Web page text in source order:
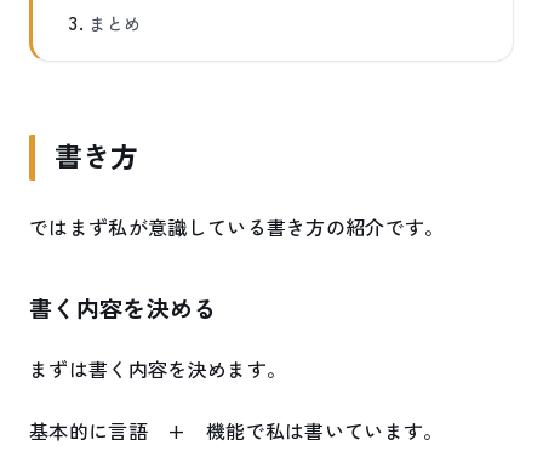
まとめ
書き方
ではまず私が意識している書き方の紹介です。
書く内容を決める
まずは書く内容を決めます。
基本的に言語 + 機能で私は書いています。